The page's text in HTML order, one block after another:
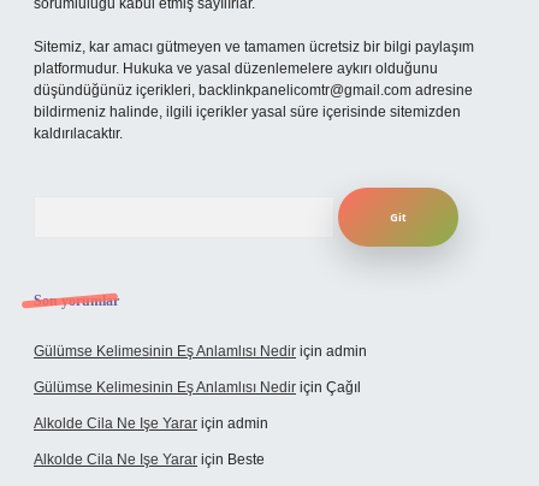
sorumluluğu kabul etmiş sayılırlar.
Sitemiz, kar amacı gütmeyen ve tamamen ücretsiz bir bilgi paylaşım
platformudur. Hukuka ve yasal düzenlemelere aykırı olduğunu
düşündüğünüz içerikleri, backlinkpanelicomtr@gmail.com adresine
bildirmeniz halinde, ilgili içerikler yasal süre içerisinde sitemizden
kaldırılacaktır.
Son yorumlar
Gülümse Kelimesinin Eş Anlamlısı Nedir için admin
Gülümse Kelimesinin Eş Anlamlısı Nedir için Çağıl
Alkolde Cila Ne Işe Yarar için admin
Alkolde Cila Ne Işe Yarar için Beste